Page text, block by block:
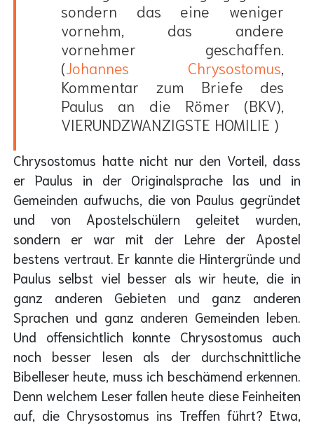
sondern das eine weniger
vornehm, das andere
vornehmer geschaffen.
( Johannes Chrysostomus
Kommentar zum Briefe des
Paulus an die Römer (BKV),
VIERUNDZWANZIGSTE HOMILIE )
Chrysostomus hatte nicht nur den Vorteil, dass
er Paulus in der Originalsprache las und in
Gemeinden aufwuchs, die von Paulus gegründet
und von Apostelschülern geleitet wurden,
sondern er war mit der Lehre der Apostel
bestens vertraut. Er kannte die Hintergründe und
Paulus selbst viel besser als wir heute, die in
ganz anderen Gebieten und ganz anderen
Sprachen und ganz anderen Gemeinden leben.
Und offensichtlich konnte Chrysostomus auch
noch besser lesen als der durchschnittliche
Bibelleser heute, muss ich beschämend erkennen.
Denn welchem Leser fallen heute diese Feinheiten
auf, die Chrysostomus ins Treffen führt? Etwa,